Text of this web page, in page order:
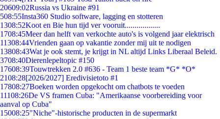
20609:02Russia vs Ukraine #91
508:55Insta360 Studio software, lagging en stotteren
1308:52Koot en Bie hun tijd ver vooruit..................
1708:45Meer dan helft van verkochte auto's is volgend jaar elektrisch
11308:44Vrienden gaan op vakantie zonder mij uit te nodigen
13808:43Wat je ook stemt, je krijgt in NL altijd Links Liberaal Beleid.
3708:40Dierenlepeltopic #150
17608:39Touwtrekken 2.0 #636 - Team 1 beste team *G* *O*
2108:28[2026/2027] Eredivisietoto #1
17808:27Boeken worden opgekocht om chatbots te voeden
11108:26De VS framen Cuba: "Amerikaanse voorbereiding voor
aanval op Cuba"
15008:25"Niche"-historische producten in de supermarkt